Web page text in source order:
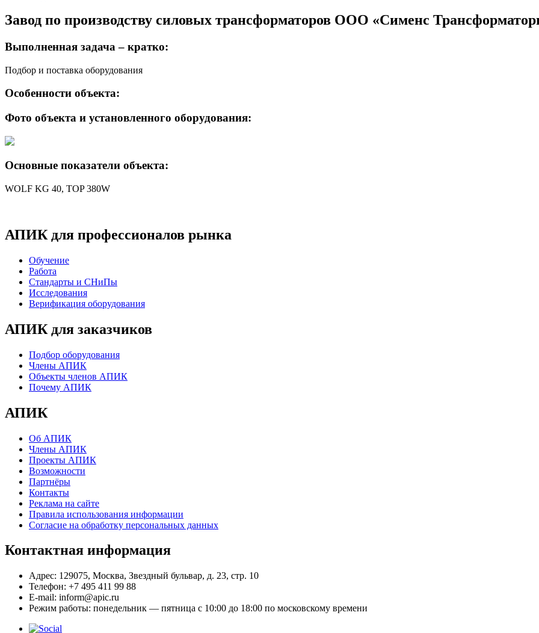
Завод по производству силовых трансформаторов ООО «Сименс
Выполненная задача – кратко:
Подбор и поставка оборудования
Особенности объекта:
Фото объекта и установленного оборудования:
Основные показатели объекта:
WOLF KG 40, TOP380W
АПИК для профессионалов рынка
Обучение
Работа
Стандарты и СНиПы
Исследования
Верификация оборудования
АПИК для заказчиков
Подбор оборудования
Члены АПИК
Объекты членов АПИК
Почему АПИК
АПИК
Об АПИК
Члены АПИК
Проекты АПИК
Возможности
Партнёры
Контакты
Реклама на сайте
Правила использования информации
Согласие на обработку персональных данных
Контактная информация
Адрес: 129075, Москва, Звездный бульвар, д. 23, стр. 10
Телефон: +7 495 411 99 88
E-mail: inform@apic.ru
Режим работы: понедельник — пятница с 10:00 до 18:00 по московскому времени